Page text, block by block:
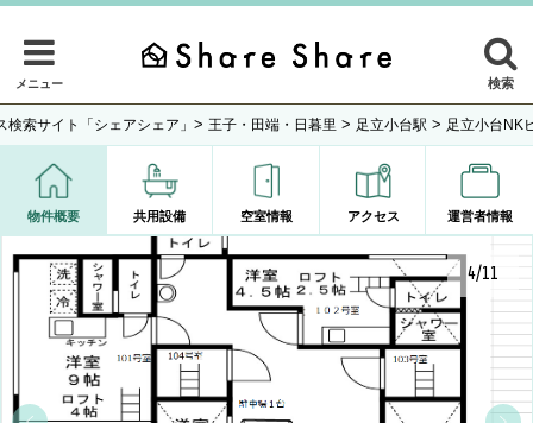
メニュー 検索
検索サイト「シェアシェア」 > 王子・田端・日暮里 > 足立小台駅 > 足立小台NK
物件概要 共用設備 空室情報 アクセス 運営者情報
4/11